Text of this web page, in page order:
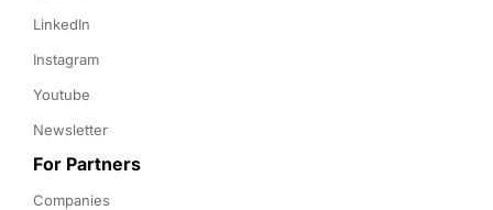
LinkedIn
Instagram
Youtube
Newsletter
For Partners
Companies